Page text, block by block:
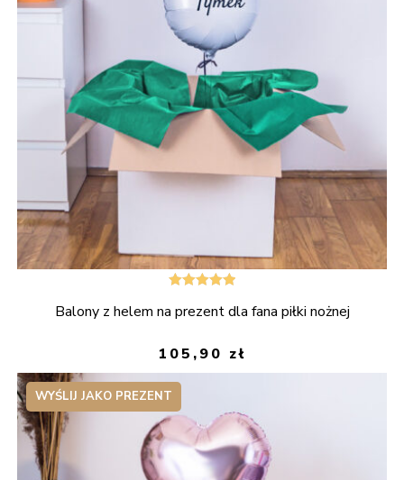
5.00na 5
Balony z helem na prezent dla fana piłki nożnej
105,90 zł
WYŚLIJ JAKO PREZENT